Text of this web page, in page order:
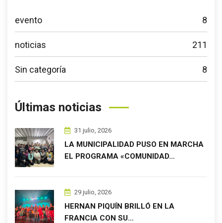
evento 8
noticias 211
Sin categoría 8
Últimas noticias
31 julio, 2026
LA MUNICIPALIDAD PUSO EN MARCHA
EL PROGRAMA «COMUNIDAD…
29 julio, 2026
HERNAN PIQUÍN BRILLÓ EN LA
FRANCIA CON SU…